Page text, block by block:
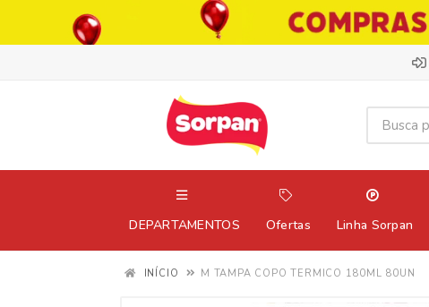
DEPARTAMENTOS Ofertas Linha Sorpan
INÍCIO M TAMPA COPO TERMICO 180ML 80UN